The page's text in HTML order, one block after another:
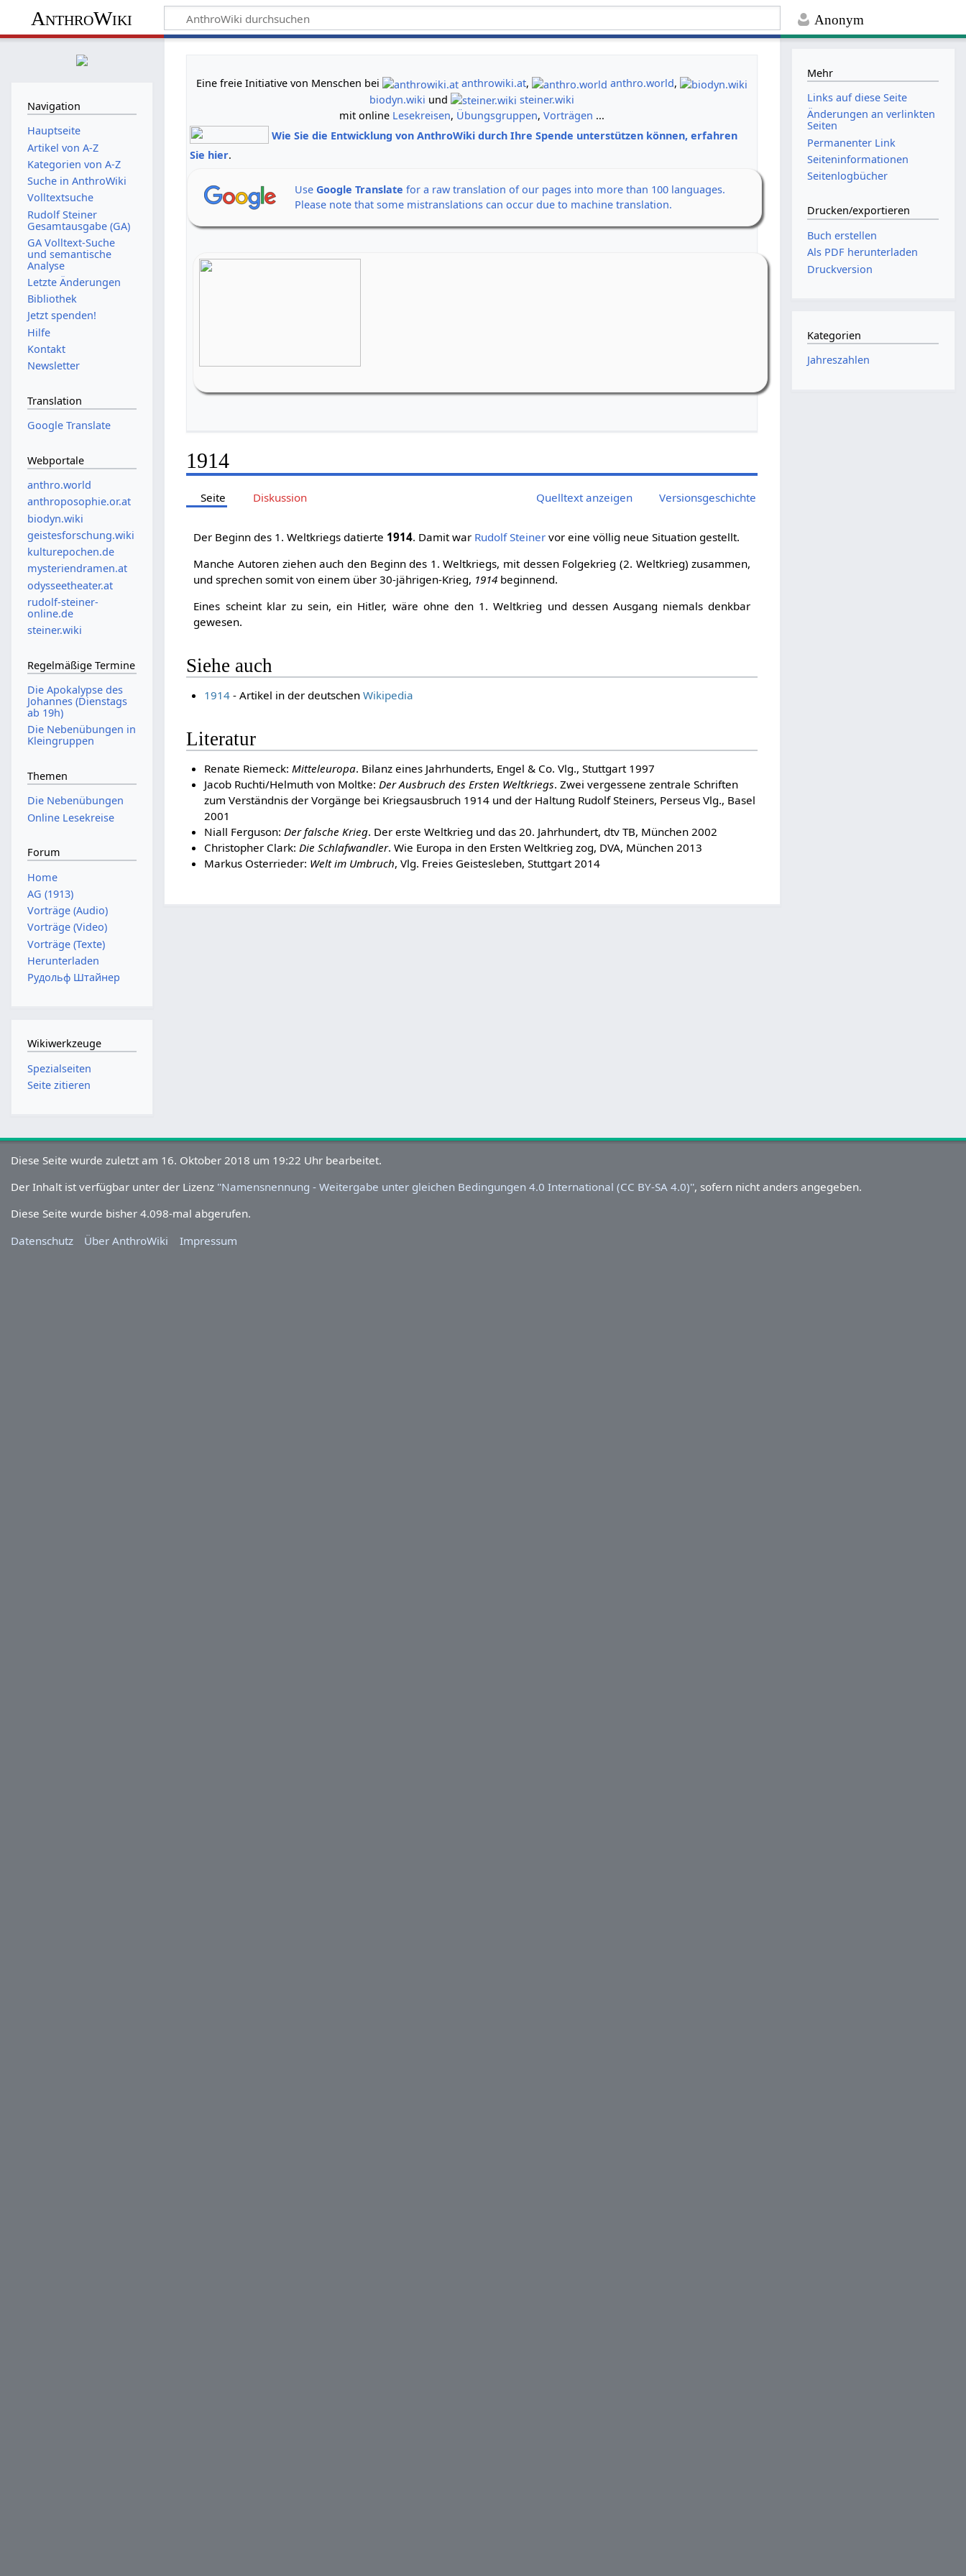
Anonym
AnthroWiki
Eine freie Initiative von Menschen bei
anthrowiki.at, anthro.world,
biodyn.wiki und
steiner.wiki
mit online Lesekreisen, Übungsgruppen,Vorträgen ...
Wie Sie die Entwicklung von AnthroWiki durch Ihre Spende unterstützen können, erfahren
Sie hier.
UseGoogle Translate for a raw translation of our pages into more than 100 languages.
Please note that some mistranslations can occur due to machine translation.
1914
Seite Diskussion Quelltext anzeigen Versionsgeschichte
Der Beginn des 1. Weltkriegs datierte 1914. Damit war Rudolf Steiner vor eine völlig neue Situation gestellt.
Manche Autoren ziehen auch den Beginn des 1. Weltkriegs, mit dessen Folgekrieg (2. Weltkrieg) zusammen,
und sprechen somit von einem über 30-jährigen-Krieg, 1914 beginnend.
Eines scheint klar zu sein, ein Hitler, wäre ohne den 1. Weltkrieg und dessen Ausgang niemals denkbar
gewesen.
Siehe auch
1914- Artikel in der deutschen Wikipedia
Literatur
Renate Riemeck: Mitteleuropa. Bilanz eines Jahrhunderts, Engel & Co. Vlg., Stuttgart 1997
Jacob Ruchti/Helmuth von Moltke: Der Ausbruch des Ersten Weltkriegs. Zwei vergessene zentrale Schriften
zum Verständnis der Vorgänge bei Kriegsausbruch 1914 und der Haltung Rudolf Steiners, Perseus Vlg., Basel
2001
Niall Ferguson: Der falsche Krieg. Der erste Weltkrieg und das 20. Jahrhundert, dtv TB, München 2002
Christopher Clark: Die Schlafwandler. Wie Europa in den Ersten Weltkrieg zog, DVA, München 2013
Markus Osterrieder: Welt im Umbruch, Vlg. Freies Geistesleben, Stuttgart 2014
Navigation
Hauptseite
Artikel von A-Z
Kategorien von A-Z
Suche in AnthroWiki
Volltextsuche
Rudolf Steiner
Gesamtausgabe (GA)
GA Volltext-Suche
und semantische
Analyse
Letzte Änderungen
Bibliothek
Jetzt spenden!
Hilfe
Kontakt
Newsletter
Translation
Google Translate
Webportale
anthro.world
anthroposophie.or.at
biodyn.wiki
geistesforschung.wiki
kulturepochen.de
mysteriendramen.at
odysseetheater.at
rudolf-steiner-
online.de
steiner.wiki
Regelmäßige Termine
Die Apokalypse des
Johannes (Dienstags
ab 19h)
Die Nebenübungen in
Kleingruppen
Themen
Die Nebenübungen
Online Lesekreise
Forum
Home
AG (1913)
Vorträge (Audio)
Vorträge (Video)
Vorträge (Texte)
Herunterladen
Рудольф Штайнер
Wikiwerkzeuge
Spezialseiten
Seite zitieren
Mehr
Links auf diese Seite
Änderungen an verlinkten
Seiten
Permanenter Link
Seiten­­informationen
Seitenlogbücher
Drucken/­exportieren
Buch erstellen
Als PDF herunterladen
Druckversion
Kategorien
Jahreszahlen
Diese Seite wurde zuletzt am 16. Oktober 2018 um 19:22